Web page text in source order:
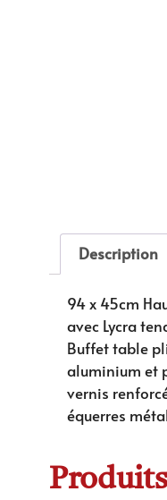
Description
94 x 45cm
avec Lycra
Buffet table
aluminium et
vernis
équerres